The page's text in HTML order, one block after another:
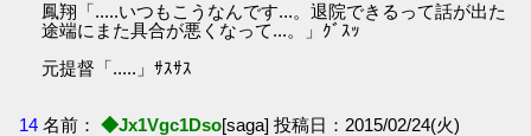
鳳翔「.....いつもこうなんです...。退院できるって話が出た
途端にまた具合が悪くなって...。」ｸﾞｽｯ
元提督「.....」ｻｽｻｽ
14 名前： ◆Jx1Vgc1Dso[saga] 投稿日：2015/02/24(火)